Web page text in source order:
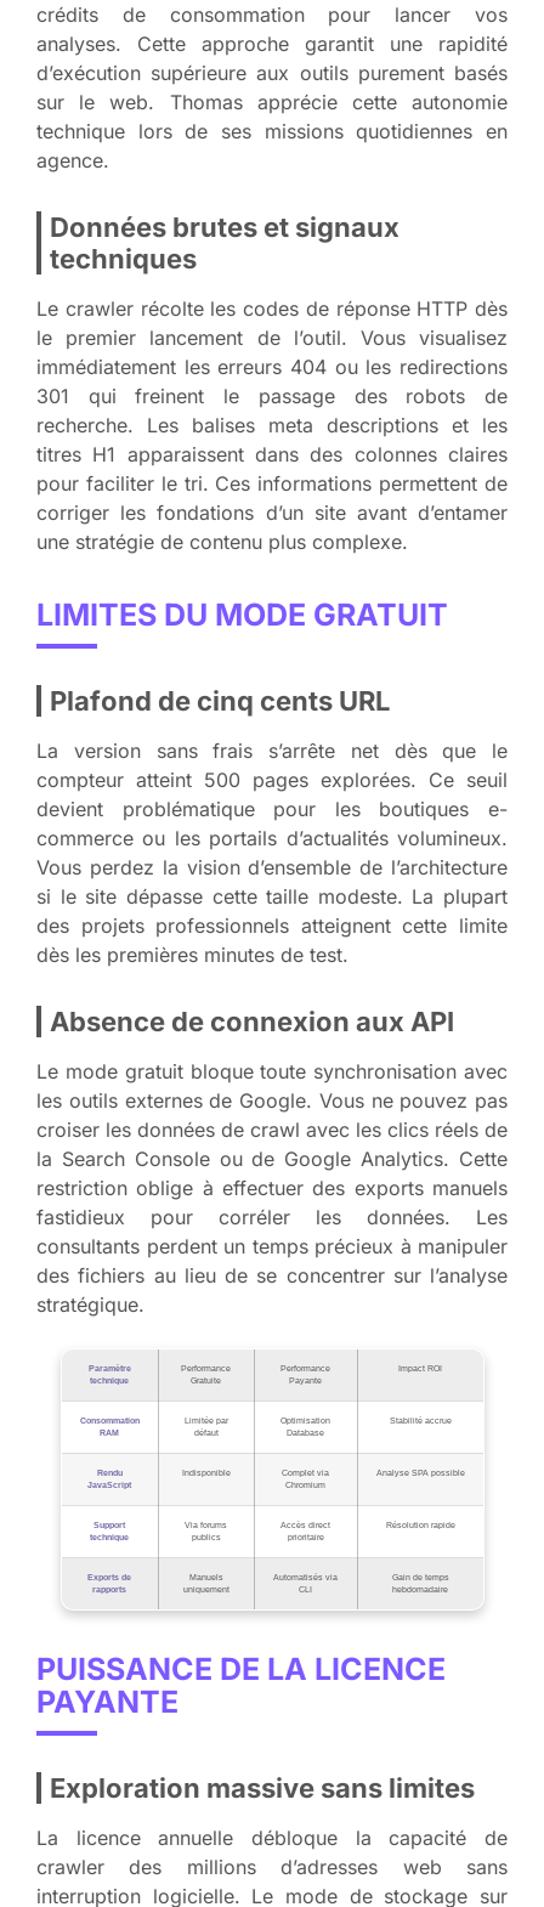
crédits de consommation pour lancer vos
analyses. Cette approche garantit une rapidité
d’exécution supérieure aux outils purement basés
sur le web. Thomas apprécie cette autonomie
technique lors de ses missions quotidiennes en
agence.
Données brutes et signaux
techniques
Le crawler récolte les codes de réponse HTTP dès
le premier lancement de l’outil. Vous visualisez
immédiatement les erreurs 404 ou les redirections
301 qui freinent le passage des robots de
recherche. Les balises meta descriptions et les
titres H1 apparaissent dans des colonnes claires
pour faciliter le tri. Ces informations permettent de
corriger les fondations d’un site avant d’entamer
une stratégie de contenu plus complexe.
LIMITES DU MODE GRATUIT
Plafond de cinq cents URL
La version sans frais s’arrête net dès que le
compteur atteint 500 pages explorées. Ce seuil
devient problématique pour les boutiques e-
commerce ou les portails d’actualités volumineux.
Vous perdez la vision d’ensemble de l’architecture
si le site dépasse cette taille modeste. La plupart
des projets professionnels atteignent cette limite
dès les premières minutes de test.
Absence de connexion aux API
Le mode gratuit bloque toute synchronisation avec
les outils externes de Google. Vous ne pouvez pas
croiser les données de crawl avec les clics réels de
la Search Console ou de Google Analytics. Cette
restriction oblige à effectuer des exports manuels
fastidieux pour corréler les données. Les
consultants perdent un temps précieux à manipuler
des fichiers au lieu de se concentrer sur l’analyse
stratégique.
Paramètre
technique
Performance
Gratuite
Performance
Payante
Impact ROI
Consommation
RAM
Limitée par
défaut
Optimisation
Database
Stabilité accrue
Rendu
JavaScript
Indisponible
Complet via
Chromium
Analyse SPA possible
Support
technique
Via forums
publics
Accès direct
prioritaire
Résolution rapide
Exports de
rapports
Manuels
uniquement
Automatisés via
CLI
Gain de temps
hebdomadaire
PUISSANCE DE LA LICENCE
PAYANTE
Exploration massive sans limites
La licence annuelle débloque la capacité de
crawler des millions d’adresses web sans
interruption logicielle. Le mode de stockage sur